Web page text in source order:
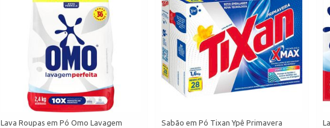
Lava Roupas em Pó Omo Lavagem
Sabão em Pó Tixan Ypê Primavera